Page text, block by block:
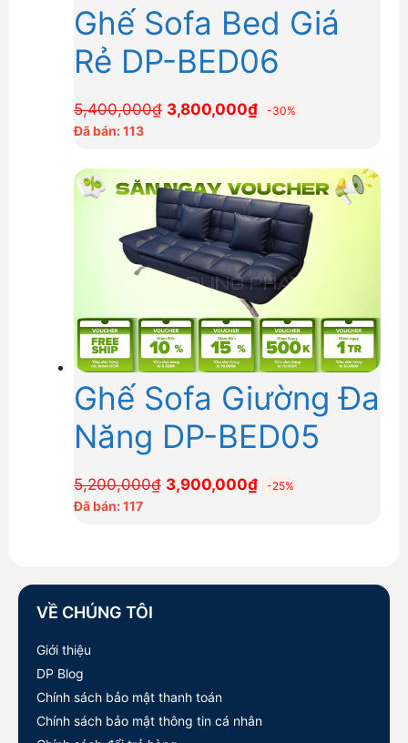
Ghế Sofa Bed Giá
Rẻ DP-BED06
5,400,000₫ Giá
3,800,000₫Giá
3,800,000₫.
-30%
Đã bán: 113
Ghế Sofa Giường Đa
Năng DP-BED05
5,200,000₫ Giá
3,900,000₫Giá
-25%
Đã bán: 117
VỀ CHÚNG TÔI
Giới thiệu
DP Blog
Chính sách bảo mật thanh toán
Chính sách bảo mật thông tin cá nhân